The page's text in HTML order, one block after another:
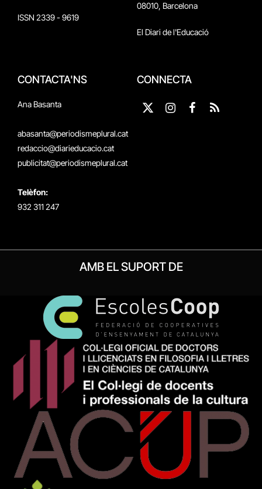
ISSN 2339 - 9619
08010, Barcelona
El Diari de l'Educació
CONTACTA'NS
Ana Basanta
abasanta@periodismeplural.cat
redaccio@diarieducacio.cat
publicitat@periodismeplural.cat
Telèfon:
932 311 247
CONNECTA
X
Instagram
Facebook
RSS
AMB EL SUPORT DE